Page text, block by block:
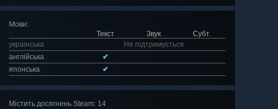
Мови:
Текст
Звук
Субт.
українська
Не підтримується
англійська
✔
японська
✔
Містить досягнень Steam: 14